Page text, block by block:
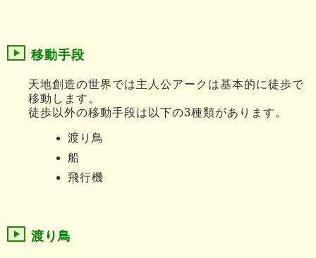
移動手段
天地創造の世界では主人公アークは基本的に徒歩で
移動します。
徒歩以外の移動手段は以下の3種類があります。
渡り鳥
船
飛行機
渡り鳥